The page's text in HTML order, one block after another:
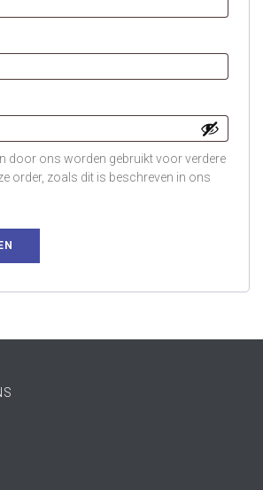
door ons worden gebruikt voor verdere
order, zoals dit is beschreven in ons